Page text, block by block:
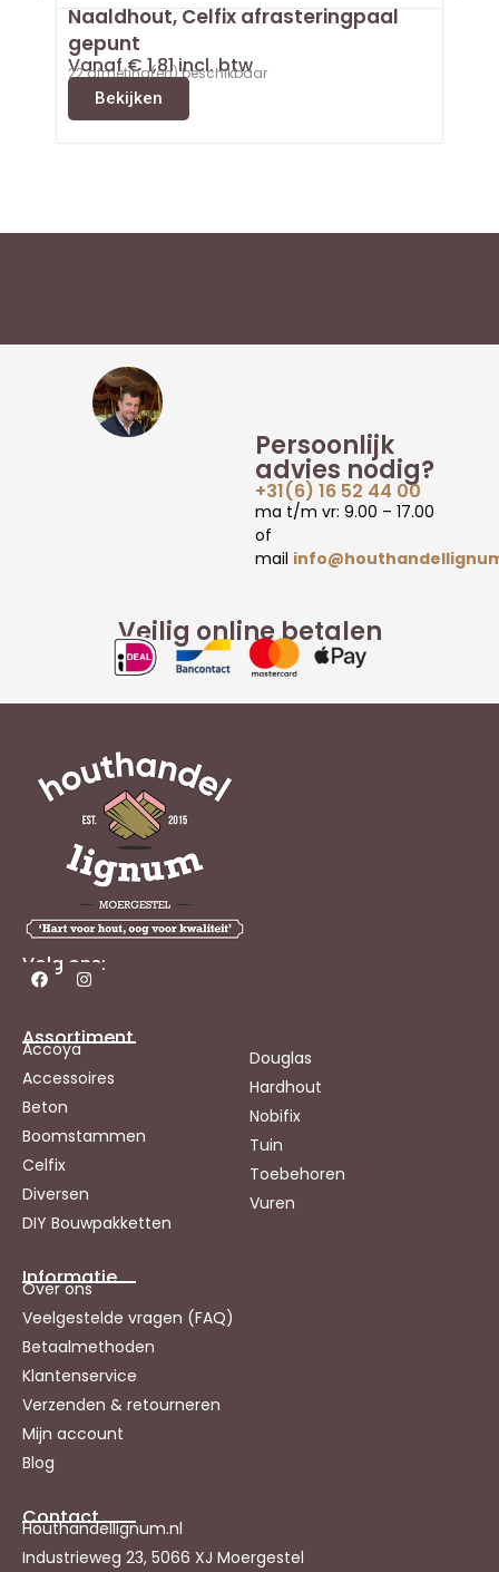
Naaldhout, Celfix afrasteringpaal
gepunt
Vanaf€1,81incl. btw
22 afmeting(en) beschikbaar
Bekijken
Veilig online betalen
Persoonlijk
advies nodig?
+31(6) 16 52 44 00
ma t/m vr: 9.00 – 17.00
of
mail
Volg ons:
Assortiment
Accoya
Accessoires
Beton
Boomstammen
Celfix
Diversen
DIY Bouwpakketten
Douglas
Hardhout
Nobifix
Tuin
Toebehoren
Vuren
Informatie
Over ons
Veelgestelde vragen (FAQ)
Betaalmethoden
Klantenservice
Verzenden & retourneren
Mijn account
Blog
Contact
Houthandellignum.nl
Industrieweg 23, 5066 XJ Moergestel